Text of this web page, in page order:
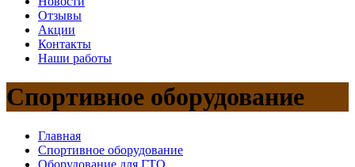
Отзывы
Акции
Контакты
Наши работы
Спортивное оборудование
Главная
Спортивное оборудование
Оборудование для ГТО